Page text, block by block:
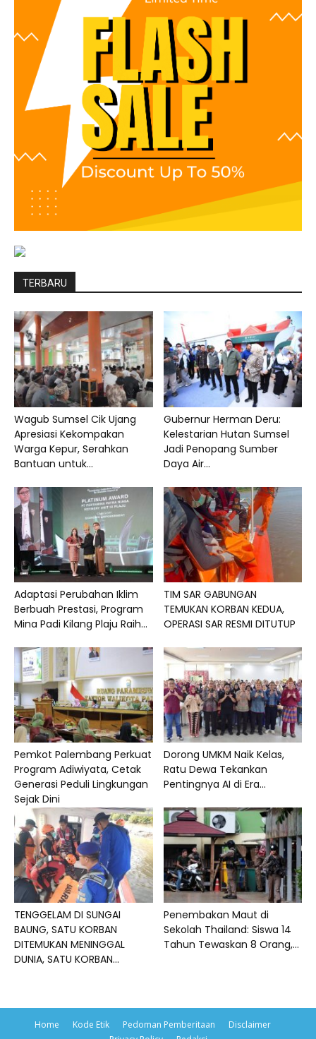
TERBARU
Wagub Sumsel Cik Ujang
Apresiasi Kekompakan
Warga Kepur, Serahkan
Bantuan untuk...
Gubernur Herman Deru:
Kelestarian Hutan Sumsel
Jadi Penopang Sumber
Daya Air...
Adaptasi Perubahan Iklim
Berbuah Prestasi, Program
Mina Padi Kilang Plaju Raih...
TIM SAR GABUNGAN
TEMUKAN KORBAN KEDUA,
OPERASI SAR RESMI DITUTUP
Pemkot Palembang Perkuat
Program Adiwiyata, Cetak
Generasi Peduli Lingkungan
Sejak Dini
Dorong UMKM Naik Kelas,
Ratu Dewa Tekankan
Pentingnya AI di Era...
TENGGELAM DI SUNGAI
BAUNG, SATU KORBAN
DITEMUKAN MENINGGAL
DUNIA, SATU KORBAN...
Penembakan Maut di
Sekolah Thailand: Siswa 14
Tahun Tewaskan 8 Orang,...
Home Kode Etik Pedoman Pemberitaan
Disclaimer